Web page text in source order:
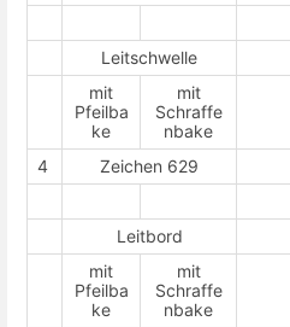
Leitschwelle
mit
Pfeilba
ke
mit
Schraffe
nbake
4
Zeichen 629
Leitbord
mit
Pfeilba
ke
mit
Schraffe
nbake